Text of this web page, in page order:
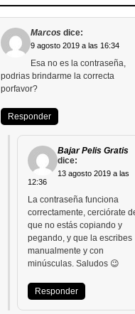
Marcos dice:
9 agosto 2019 a las 16:34
Esa no es la contraseña,
podrias brindarme la correcta
porfavor?
Responder
Bajar Pelis Gratis
dice:
13 agosto 2019 a las
12:36
La contraseña funciona
correctamente, cerciórate
que no estás copiando y
pegando, y que la escribes
manualmente y con
minúsculas. Saludos 😉
Responder